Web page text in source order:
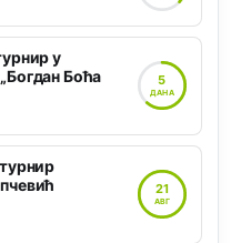
у
Боћа
5
ДАНА
21
АВГ